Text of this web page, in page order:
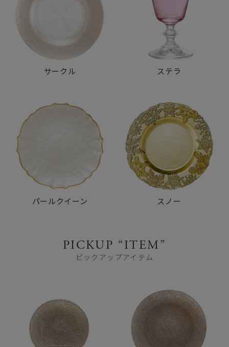
サークル ステラ
パールクイーン スノー
PICKUP “ITEM”
ピックアップアイテム